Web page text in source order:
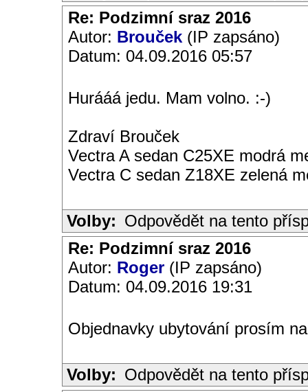
Re: Podzimní sraz 2016
Autor: Brouček (IP zapsáno)
Datum: 04.09.2016 05:57
Hurááá jedu. Mam volno. :-)
Zdraví Brouček
Vectra A sedan C25XE modrá
Vectra C sedan Z18XE zelená
Volby: Odpovědět na tento
Re: Podzimní sraz 2016
Autor: Roger (IP zapsáno)
Datum: 04.09.2016 19:31
Objednavky ubytování prosím
Volby: Odpovědět na tento